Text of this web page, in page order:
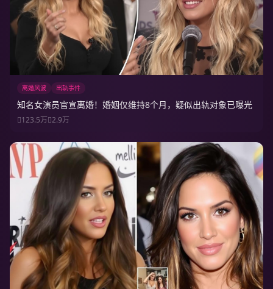
离婚风波 出轨事件
知名女演员官宣离婚！婚姻仅维持8个月，疑似出轨对象已曝光
123.5万 2.9万